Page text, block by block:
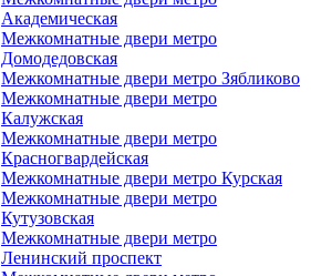
Академическая
Межкомнатные двери метро
Домодедовская
Межкомнатные двери метро Зябликово
Межкомнатные двери метро
Калужская
Межкомнатные двери метро
Красногвардейская
Межкомнатные двери метро Курская
Межкомнатные двери метро
Кутузовская
Межкомнатные двери метро
Ленинский проспект